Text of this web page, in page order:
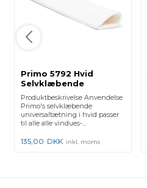
Primo 5792 Hvid
Selvklæbende
Universaltætning 2-5
mm, 6 m
Produktbeskrivelse Anvendelse
Primo's selvklæbende
universaltætning i hvid passer
til alle alle vindues-...
135,00 DKK inkl. moms